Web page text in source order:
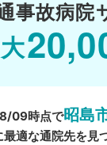
事故病院
09時点で昭島
適な通院先を見